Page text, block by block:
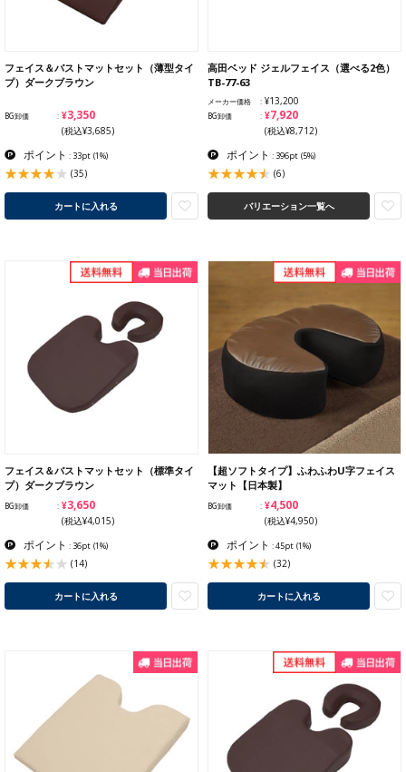
フェイス＆バストマットセット（薄型タイ
プ）ダークブラウン
BG卸価 ¥3,350
(税込¥3,685)
ポイント : 33pt (1%)
(35)
カートに入れる
高田ベッド ジェルフェイス（選べる2色）
TB-77-63
メーカー価格 ¥13,200
BG卸価 ¥7,920
(税込¥8,712)
ポイント : 396pt (5%)
(6)
バリエーション一覧へ
フェイス＆バストマットセット（標準タイ
プ）ダークブラウン
BG卸価 ¥3,650
(税込¥4,015)
ポイント : 36pt (1%)
(14)
カートに入れる
【超ソフトタイプ】ふわふわU字フェイス
マット【日本製】
BG卸価 ¥4,500
(税込¥4,950)
ポイント : 45pt (1%)
(32)
カートに入れる